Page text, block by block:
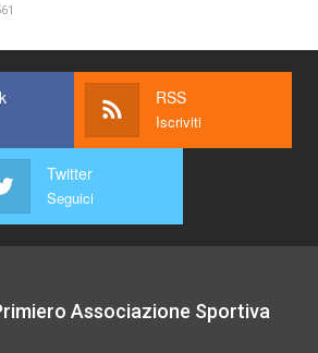
RSS
Iscriviti
Twitter
Seguici
Associazione Sportiva